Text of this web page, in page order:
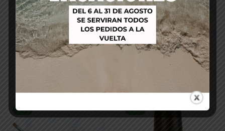
-32% -40%